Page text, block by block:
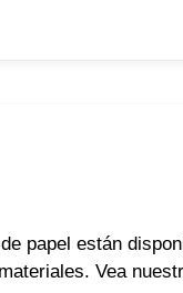
papel están
Vea